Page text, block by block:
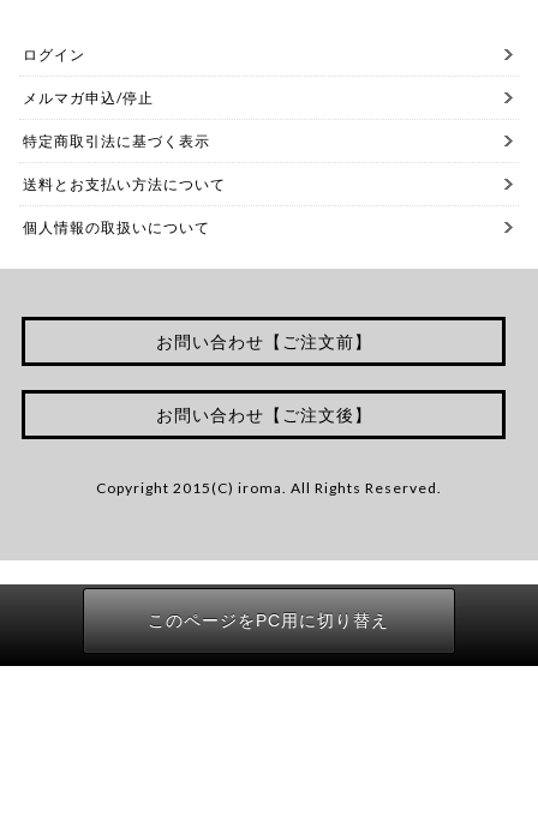
ログイン
メルマガ申込/停止
特定商取引法に基づく表示
送料とお支払い方法について
個人情報の取扱いについて
お問い合わせ【ご注文前】
お問い合わせ【ご注文後】
Copyright 2015(C) iroma. All Rights Reserved.
このページをPC用に切り替え